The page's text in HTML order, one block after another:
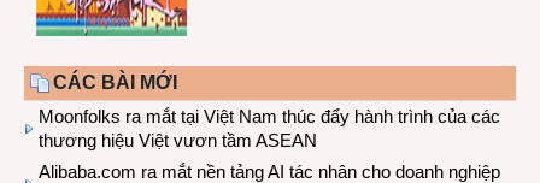
CÁC BÀI MỚI
Moonfolks ra mắt tại Việt Nam thúc đẩy hành trình của các
thương hiệu Việt vươn tầm ASEAN
Alibaba.com ra mắt nền tảng AI tác nhân cho doanh nghiệp